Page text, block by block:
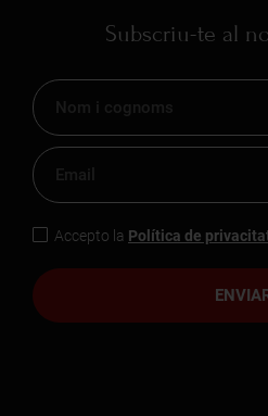
Subscriu-te al
Accepto la Política de